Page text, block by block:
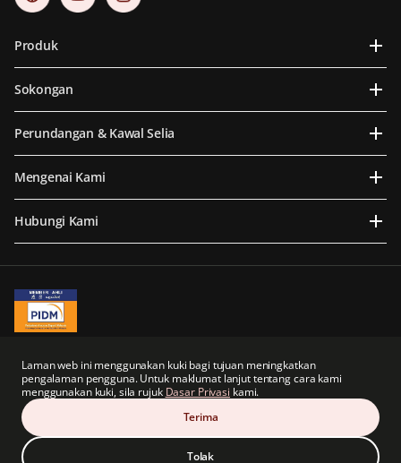
Laman web ini menggunakan kuki bagi tujuan meningkatkan
pengalaman pengguna. Untuk maklumat lanjut tentang cara kami
menggunakan kuki, sila rujuk Dasar Privasi kami.
Terima
Tolak
Produk
Sokongan
Perundangan & Kawal Selia
Mengenai Kami
Hubungi Kami
Prudential BSN Takaful Berhad merupakan sebuah syarikat usaha sama yang
sebahagiannya dimiliki oleh anak syarikat tidak langsung Prudential plc dari United
Kingdom.
Prudential BSN Takaful Berhad dan Prudential plc tidak mempunyai sebarang kaitan
atau hubungan dengan Prudential Financial, Inc., sebuah syarikat yang beribu pejabat
di Amerika Syarikat.